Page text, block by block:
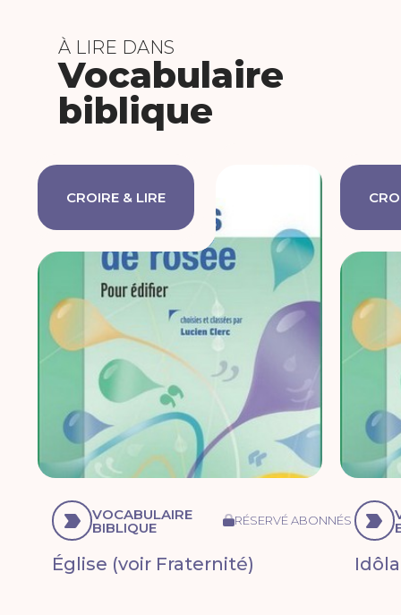
À LIRE DANS
Vocabulaire
biblique
CROIRE & LIRE
VOCABULAIRE
BIBLIQUE RÉSERVÉ ABONNÉS
Église (voir Fraternité)